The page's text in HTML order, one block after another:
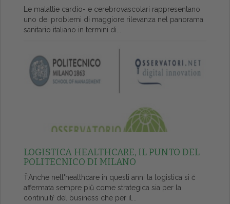
Le malattie cardio- e cerebrovascolari rappresentano
uno dei problemi di maggiore rilevanza nel panorama
sanitario italiano in termini di...
LOGISTICA HEALTHCARE, IL PUNTO DEL
POLITECNICO DI MILANO
ŤAnche nell'healthcare in questi anni la logistica si č
affermata sempre piů come strategica sia per la
continuitŕ del business che per il...